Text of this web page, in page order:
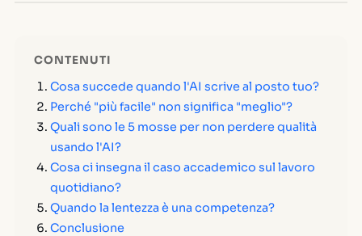
CONTENUTI
Cosa succede quando l'AI scrive al posto tuo?
Perché "più facile" non significa "meglio"?
Quali sono le 5 mosse per non perdere qualità
usando l'AI?
Cosa ci insegna il caso accademico sul lavoro
quotidiano?
Quando la lentezza è una competenza?
Conclusione